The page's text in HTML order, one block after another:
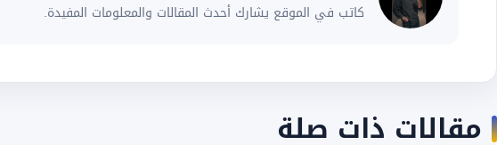
كاتب في الموقع يشارك أحدث المقالات والمعلومات المفيدة.
مقالات ذات صلة